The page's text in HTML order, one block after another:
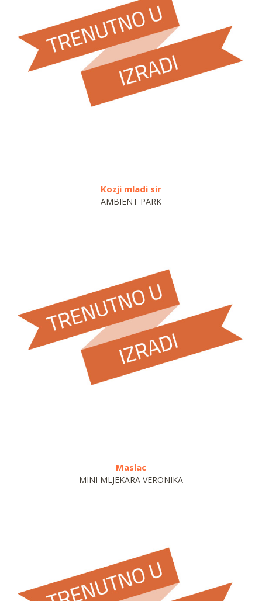
Kozji mladi sir
AMBIENT PARK
MINI MLJEKARA VERONIKA